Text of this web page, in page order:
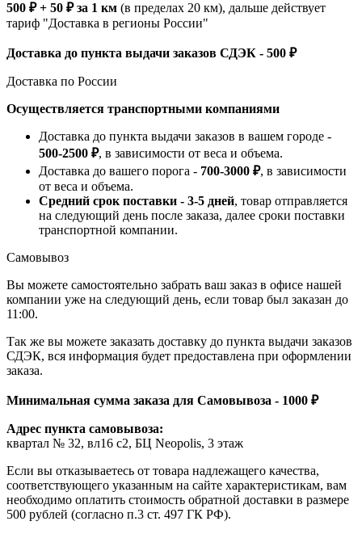
500 ₽ + 50 ₽ за 1 км (в пределах 20 км), дальше действует
тариф "Доставка в регионы России"
Доставка до пункта выдачи заказов СДЭК - 500 ₽
Доставка по России
Осуществляется транспортными компаниями
Доставка до пункта выдачи заказов в вашем городе -
500-2500 ₽, в зависимости от веса и объема.
Доставка до вашего порога - 700-3000 ₽, в зависимости
от веса и объема.
Средний срок поставки - 3-5 дней, товар отправляется
на следующий день после заказа, далее сроки поставки
транспортной компании.
Самовывоз
Вы можете самостоятельно забрать ваш заказ в офисе нашей
компании уже на следующий день, если товар был заказан до
11:00.
Так же вы можете заказать доставку до пункта выдачи заказов
СДЭК, вся информация будет предоставлена при оформлении
заказа.
Минимальная сумма заказа для Самовывоза - 1000 ₽
Адрес пункта самовывоза:
квартал № 32, вл16 с2, БЦ Neopolis, 3 этаж
Если вы отказываетесь от товара надлежащего качества,
соответствующего указанным на сайте характеристикам, вам
необходимо оплатить стоимость обратной доставки в размере
500 рублей (согласно п.3 ст. 497 ГК РФ).